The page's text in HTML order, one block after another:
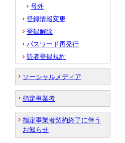
号外
登録情報変更
登録解除
パスワード再発行
読者登録規約
ソーシャルメディア
指定事業者
指定事業者契約終了に伴う
お知らせ